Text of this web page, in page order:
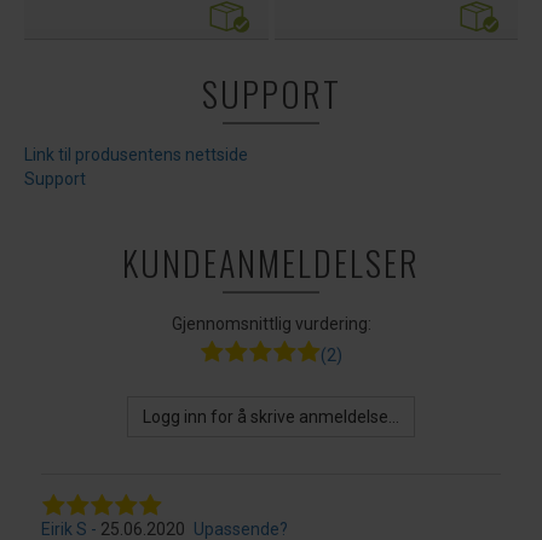
SUPPORT
Link til produsentens nettside
Support
KUNDEANMELDELSER
Gjennomsnittlig vurdering:
(2)
Logg inn for å skrive anmeldelse...
Eirik S 25.06.2020 Upassende?